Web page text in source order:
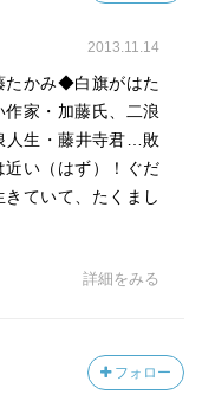
2013.11.14
たかみ◆白旗がはた
家・加藤氏、二浪
人生・藤井寺君…敗
い（はず）！ぐだ
ていて、たくまし
詳細をみる
フォロー